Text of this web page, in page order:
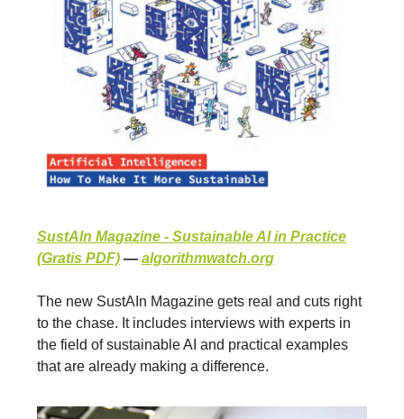
SustAIn Magazine - Sustainable AI in Practice
(Gratis PDF) — algorithmwatch.org
The new SustAIn Magazine gets real and cuts right
to the chase. It includes interviews with experts in
the field of sustainable AI and practical examples
that are already making a difference.